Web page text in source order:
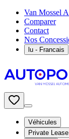
Van Mossel
Comparer
Contact
Nos
lu - Francais
Véhicules
Private Lease